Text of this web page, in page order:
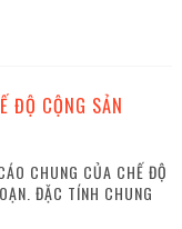
ĐỘ CỘNG SẢN
CHUNG CỦA CHẾ ĐỘ
ĐẶC TÍNH CHUNG